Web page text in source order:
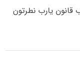
قانون یارب نطرتون